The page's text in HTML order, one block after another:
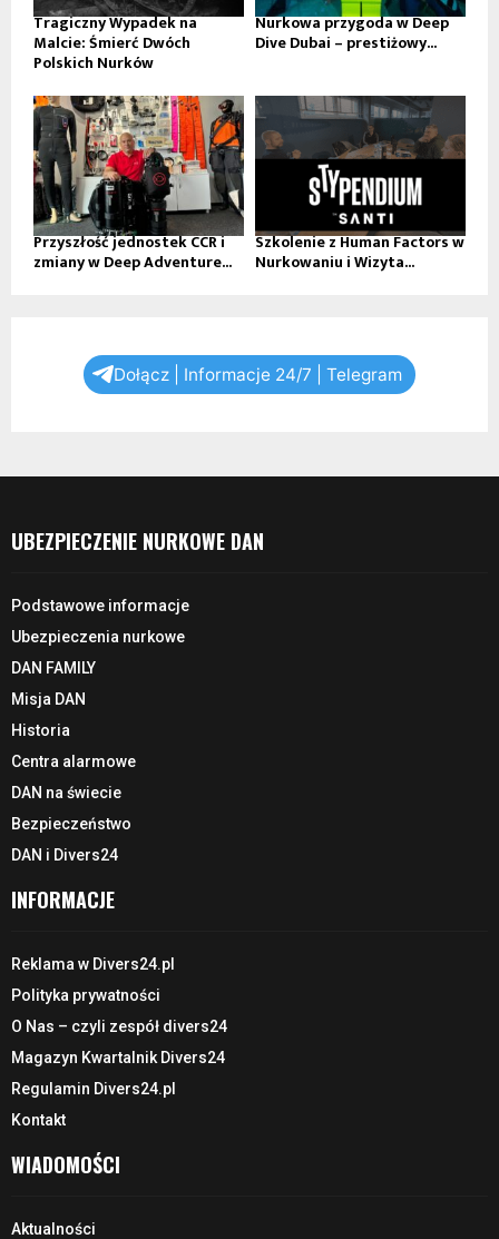
Tragiczny Wypadek na
Malcie: Śmierć Dwóch
Polskich Nurków
Nurkowa przygoda w Deep
Dive Dubai – prestiżowy...
Przyszłość jednostek CCR i
zmiany w Deep Adventure...
Szkolenie z Human Factors w
Nurkowaniu i Wizyta...
Dołącz | Informacje 24/7 | Telegram
UBEZPIECZENIE NURKOWE DAN
Podstawowe informacje
Ubezpieczenia nurkowe
DAN FAMILY
Misja DAN
Historia
Centra alarmowe
DAN na świecie
Bezpieczeństwo
DAN i Divers24
INFORMACJE
Reklama w Divers24.pl
Polityka prywatności
O Nas – czyli zespół divers24
Magazyn Kwartalnik Divers24
Regulamin Divers24.pl
Kontakt
WIADOMOŚCI
Aktualności